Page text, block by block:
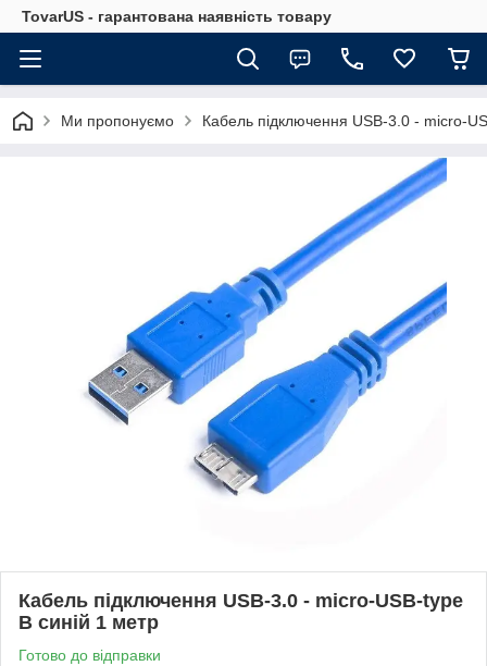
TovarUS - гарантована наявність товару
Ми пропонуємо Кабель підключення USB-3.0 - micro-
Кабель підключення USB-3.0 - micro-USB-type
B синій 1 метр
Готово до відправки